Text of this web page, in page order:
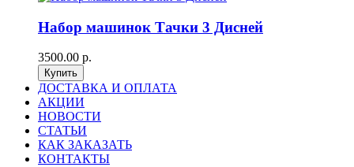
Набор машинок Тачки 3 Дисней
3500.00 р.
ДОСТАВКА И ОПЛАТА
АКЦИИ
НОВОСТИ
СТАТЬИ
КАК ЗАКАЗАТЬ
КОНТАКТЫ